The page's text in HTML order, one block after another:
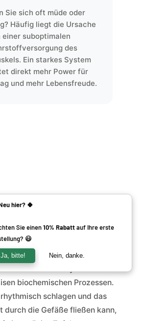
Sie sich oft müde oder
Häufig liegt die Ursache
einer suboptimalen
des
Ein starkes System
direkt mehr Power für
und mehr Lebensfreude.
Wege zur
Herz-
Herz-Kreislauf-Systems
biochemischen Prozessen.
schlagen und das
durch die Gefäße fließen kann,
Offer
hier? 🍀
Sie einen10% Rabattauf Ihre erste
😃
Ja, bitte! Nein, danke.